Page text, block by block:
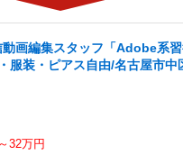
動画編集スタッフ「Adobe系
服装・ピアス自由/名古屋市中
32万円